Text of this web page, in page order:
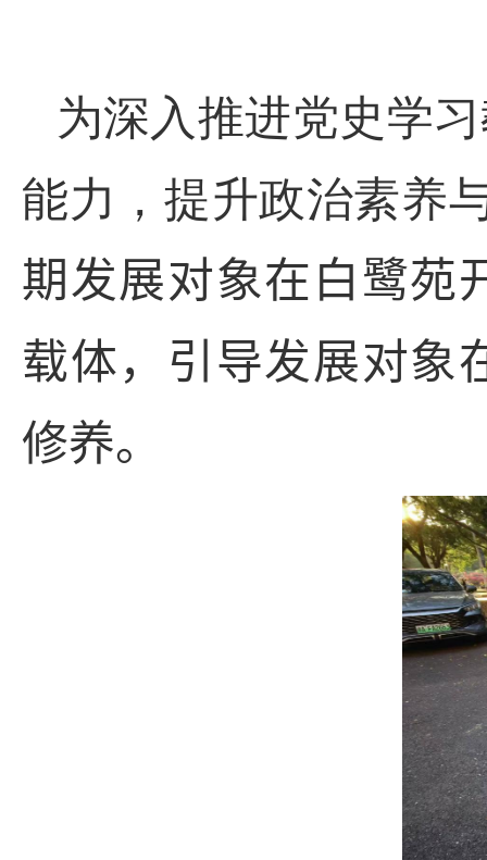
为深入推进党史学
能力，提升政治素养
期发展对象在白鹭苑
载体，引导发展对象
修养。